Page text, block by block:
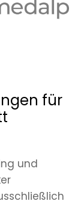
für
und